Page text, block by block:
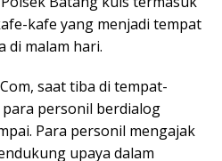
kafe yang menjadi tempat
di malam hari.
saat tiba di tempat-
personil berdialog
Para personil mengajak
upaya dalam